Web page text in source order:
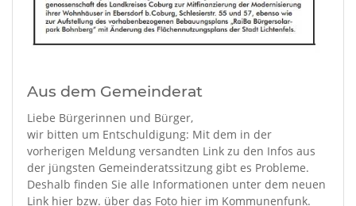
Aus dem Gemeinderat
Liebe Bürgerinnen und Bürger,
wir bitten um Entschuldigung: Mit dem in der
vorherigen Meldung versandten Link zu den Infos aus
der jüngsten Gemeinderatssitzung gibt es Probleme.
Deshalb finden Sie alle Informationen unter dem neuen
Link hier bzw. über das Foto hier im Kommunenfunk.